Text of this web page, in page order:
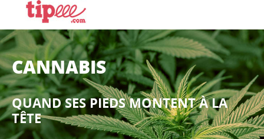
CANNABIS
QUAND SES PIEDS MONTENT À LA
TÊTE